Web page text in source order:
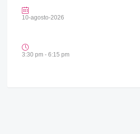
10-agosto-2026
3:30 pm - 6:15 pm